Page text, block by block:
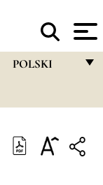
POLSKI
ITALIANO